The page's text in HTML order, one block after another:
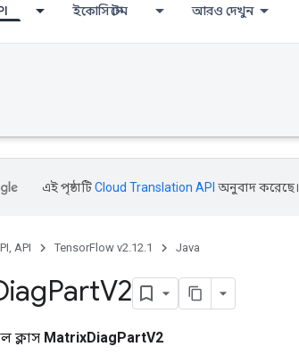
ইকোসিস্টেম আরও দেখুন
এই পৃষ্ঠাটিCloud Translation API অনুবাদ করেছে।
API TensorFlow v2.12.1 Java
PartV2
ক্লাস MatrixDiagPartV2